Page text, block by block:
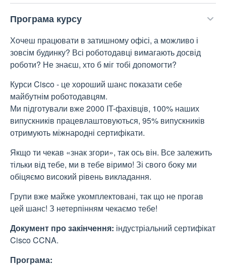
Програма курсу
Хочеш працювати в затишному офісі, а можливо і
зовсім будинку? Всі роботодавці вимагають досвід
роботи? Не знаєш, хто б міг тобі допомогти?
Курси Cisco - це хороший шанс показати себе
майбутнім роботодавцям.
Ми підготували вже 2000 IT-фахівців, 100% наших
випускників працевлаштовуються, 95% випускників
отримують міжнародні сертифікати.
Якщо ти чекав «знак згори», так ось він. Все залежить
тільки від тебе, ми в тебе віримо! Зі свого боку ми
обіцяємо високий рівень викладання.
Групи вже майже укомплектовані, так що не прогав
цей шанс! З нетерпінням чекаємо тебе!
Документ про закінчення: індустріальний сертифікат
Cisco CCNA.
Програма: